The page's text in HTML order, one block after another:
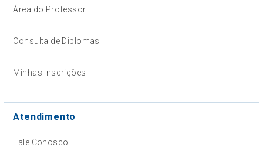
Área do Professor
Consulta de Diplomas
Minhas Inscrições
Atendimento
Fale Conosco